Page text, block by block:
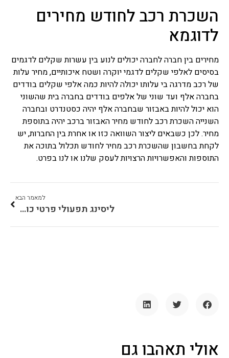
השכרת רכב לחודש מחירים
לדוגמא
מחירים בין חברה לחברה יכולים לנוע בין עשרות שקלים לדגמים
בסיסים לאלפי שקלים לדגמי יוקרה ושטח איכותיים, מחיר עלות
של רכב מדרגה בי עלותו יכולה להיות כמה אלפי שקלים בודדים
בחברה אלף ועד שוני של אלפים בודדים בחברה בית שהשוני
הוא יכול להיות באבזור שבחברה אלף יהיה כסטנדרט ובחברה
השנייה השכרת רכב לחודש מחיר האבזור ברכב יהיה בתוספת
מחיר. לכן כשבאים ליצור השוואה כזו או אחרת בין החברות, יש
לקחת בחשבון שהשכרת רכב מחיר לחודש תכלול בתוכה את
התוספות והאפשרויות הרצויות לעסק שלנו או לנו בפרט.
למאמר הבא
ליסינג תפעולי פרטי כולל דלק
אולי תאהבו גם